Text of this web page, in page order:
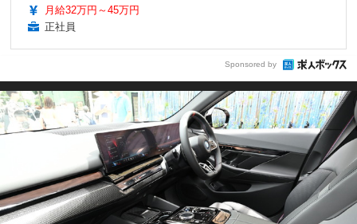
月給32万円～45万円
正社員
Sponsored by